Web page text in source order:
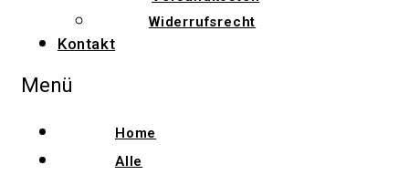
Widerrufsrecht
Kontakt
Menü
Home
Alle